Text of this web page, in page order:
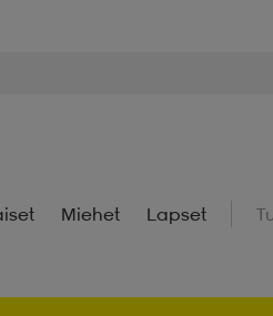
Miehet Lapset